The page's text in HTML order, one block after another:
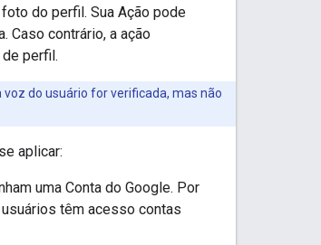
do perfil. Sua Ação pode
Caso contrário, a ação
perfil.
do usuário for verificada, mas não
aplicar:
uma Conta do Google. Por
têm acesso contas